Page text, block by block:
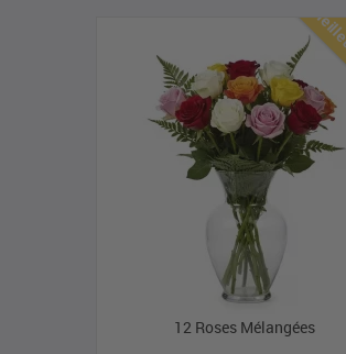
12 Roses Mélangées